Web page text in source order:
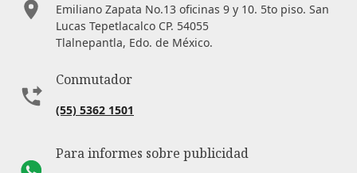
Emiliano Zapata No.13 oficinas 9 y 10. 5to piso. San
Lucas Tepetlacalco CP. 54055
Tlalnepantla, Edo. de México.
Conmutador
(55) 5362 1501
Para informes sobre publicidad